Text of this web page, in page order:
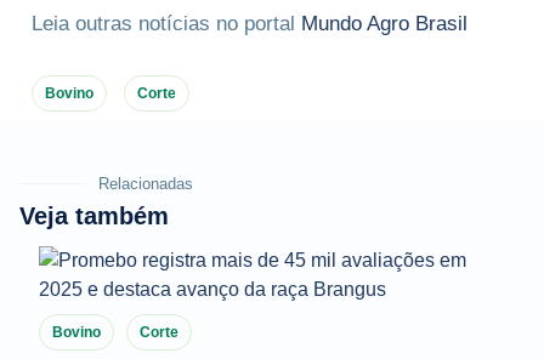
Leia outras notícias no portal Mundo Agro Brasil
Bovino Corte
Relacionadas
Veja também
Bovino Corte